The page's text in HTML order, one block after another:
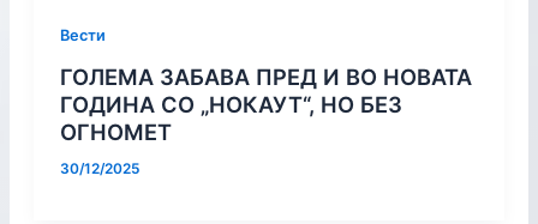
Вести
ГОЛЕМА ЗАБАВА ПРЕД И ВО НОВАТА
ГОДИНА СО „НОКАУТ“, НО БЕЗ
ОГНОМЕТ
30/12/2025